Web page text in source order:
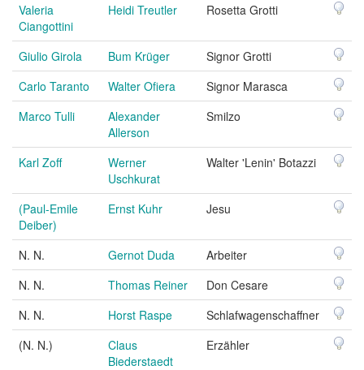
Valeria
Ciangottini
Heidi Treutler Rosetta Grotti
Giulio Girola Bum Krüger
Signor Grotti
Carlo Taranto
Walter Ofiera
Signor Marasca
Marco Tulli
Alexander
Allerson
Smilzo
Karl Zoff
Werner
Uschkurat
Walter 'Lenin' Botazzi
(Paul-Emile
Deiber)
Ernst Kuhr Jesu
N. N. Gernot Duda
Arbeiter
N. N.
Thomas Reiner
Don Cesare
N. N.
Horst Raspe
Schlafwagenschaffner
(N. N.)
Claus
Biederstaedt
Erzähler